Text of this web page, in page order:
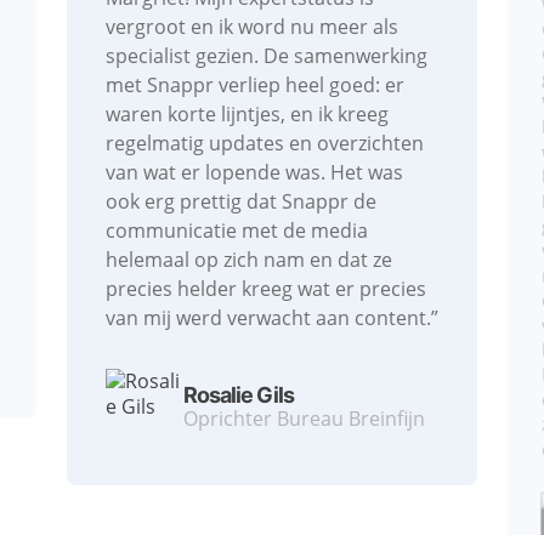
vergroot en ik word nu meer als
specialist gezien. De samenwerking
met Snappr verliep heel goed: er
waren korte lijntjes, en ik kreeg
regelmatig updates en overzichten
van wat er lopende was. Het was
ook erg prettig dat Snappr de
communicatie met de media
helemaal op zich nam en dat ze
precies helder kreeg wat er precies
van mij werd verwacht aan content.”⁠
Rosalie Gils
Oprichter Bureau Breinfijn